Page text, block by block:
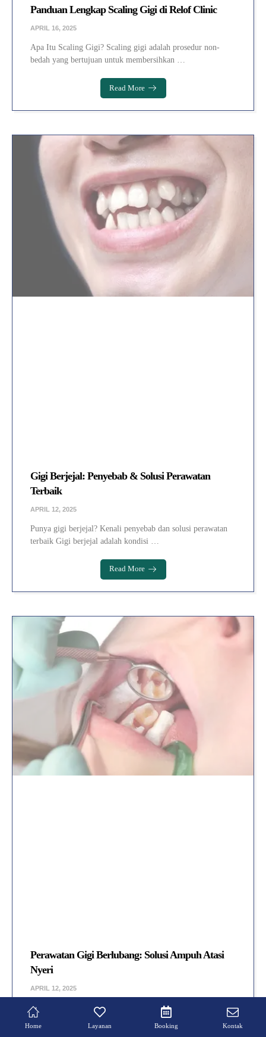
Panduan Lengkap Scaling Gigi di Relof Clinic
APRIL 16, 2025
Apa Itu Scaling Gigi? Scaling gigi adalah prosedur non-
bedah yang bertujuan untuk membersihkan …
Read More
Gigi Berjejal: Penyebab & Solusi Perawatan
Terbaik
APRIL 12, 2025
Punya gigi berjejal? Kenali penyebab dan solusi perawatan
terbaik Gigi berjejal adalah kondisi …
Read More
Perawatan Gigi Berlubang: Solusi Ampuh Atasi
Nyeri
APRIL 12, 2025
Perawatan Gigi Berlubang: Pilihan Pengobatan yang Efektif
Gigi berlubang adalah masalah umum yang …
Home Layanan Booking Kontak